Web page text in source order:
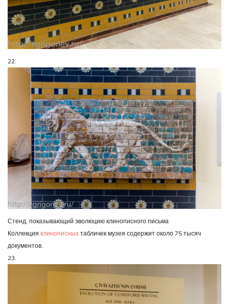
22.
Стенд, показывающий эволюцию клинописного письма
Коллекция клинописных табличек музея содержит около 75 тысяч
документов.
23.